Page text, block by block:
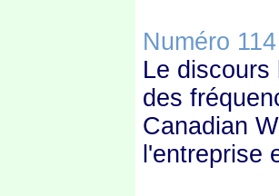
Numéro 114
Le
des
Canadian
l'entreprise